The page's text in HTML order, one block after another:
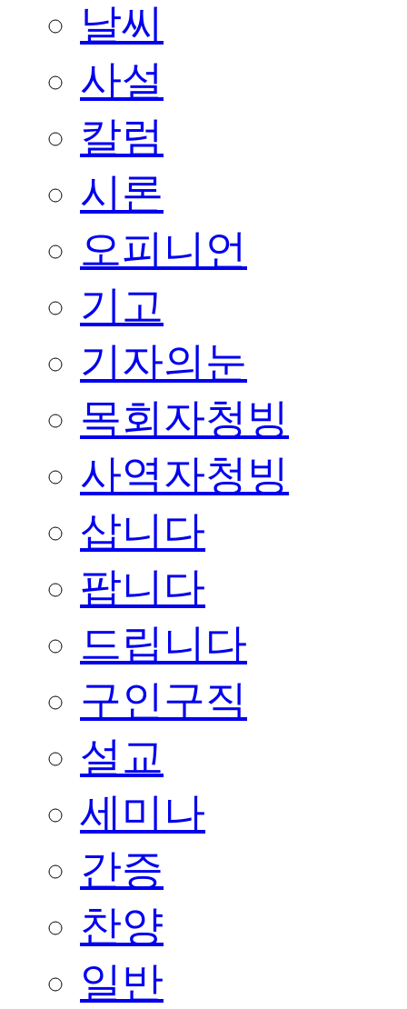
날씨
사설
칼럼
시론
오피니언
기고
기자의눈
목회자청빙
사역자청빙
삽니다
팝니다
드립니다
구인구직
설교
세미나
간증
찬양
일반